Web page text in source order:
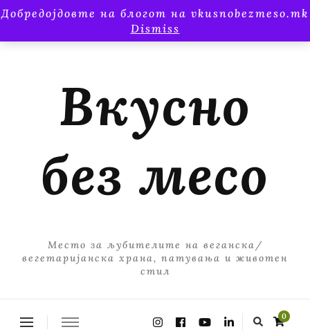
Добредојдовте на блогот на vkusnobezmeso.mk
Dismiss
Вкусно
без месо
Место за љубителите на веганска/
вегетаријанска храна, патувања и животен
стил
0